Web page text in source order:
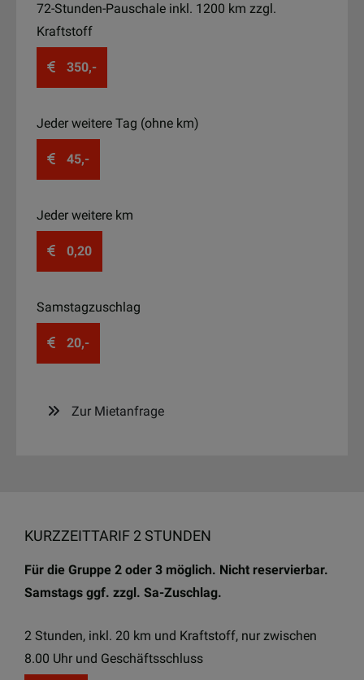
72-Stunden-Pauschale inkl. 1200 km zzgl.
Kraftstoff
350,-
Jeder weitere Tag (ohne km)
45,-
Jeder weitere km
0,20
Samstagzuschlag
20,-
Zur Mietanfrage
KURZZEITTARIF 2 STUNDEN
Für die Gruppe 2 oder 3 möglich. Nicht reservierbar.
Samstags ggf. zzgl. Sa-Zuschlag.
2 Stunden, inkl. 20 km und Kraftstoff, nur zwischen
8.00 Uhr und Geschäftsschluss